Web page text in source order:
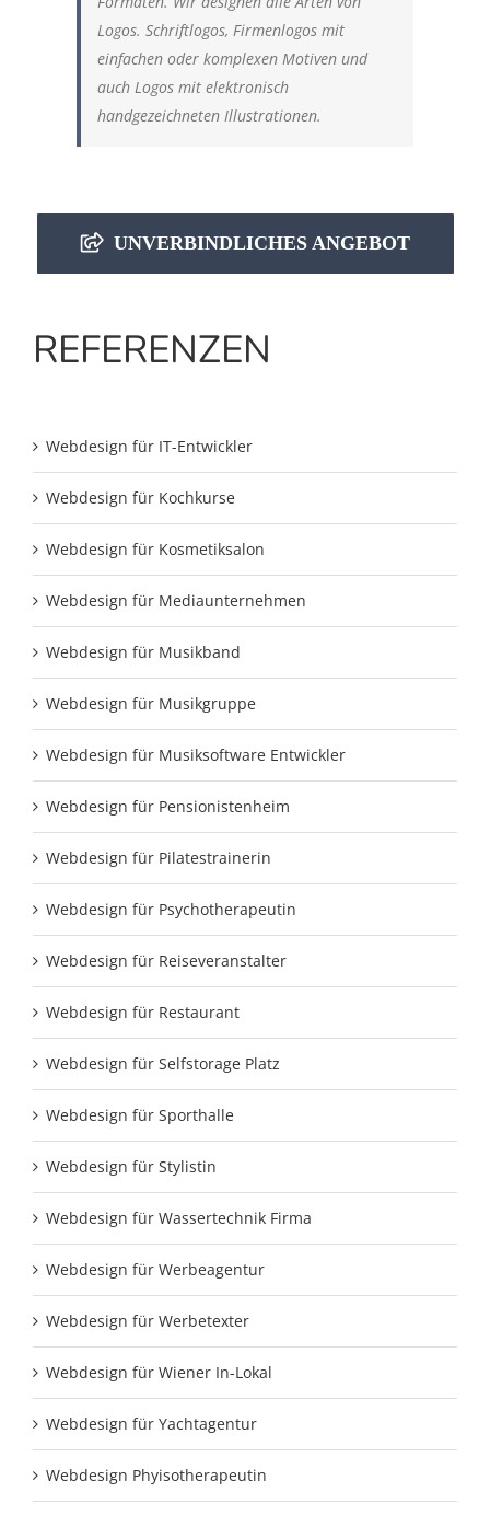
Logos. Schriftlogos, Firmenlogos mit
einfachen oder komplexen Motiven und
auch Logos mit elektronisch
handgezeichneten Illustrationen.
UNVERBINDLICHES ANGEBOT
REFERENZEN
Webdesign für IT-Entwickler
Webdesign für Kochkurse
Webdesign für Kosmetiksalon
Webdesign für Mediaunternehmen
Webdesign für Musikband
Webdesign für Musikgruppe
Webdesign für Musiksoftware Entwickler
Webdesign für Pensionistenheim
Webdesign für Pilatestrainerin
Webdesign für Psychotherapeutin
Webdesign für Reiseveranstalter
Webdesign für Restaurant
Webdesign für Selfstorage Platz
Webdesign für Sporthalle
Webdesign für Stylistin
Webdesign für Wassertechnik Firma
Webdesign für Werbeagentur
Webdesign für Werbetexter
Webdesign für Wiener In-Lokal
Webdesign für Yachtagentur
Webdesign Phyisotherapeutin